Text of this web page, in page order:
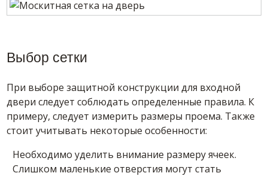
Выбор сетки
При выборе защитной конструкции для входной
двери следует соблюдать определенные правила. К
примеру, следует измерить размеры проема. Также
стоит учитывать некоторые особенности:
Необходимо уделить внимание размеру ячеек.
Слишком маленькие отверстия могут стать